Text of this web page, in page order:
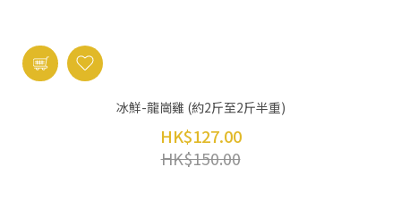
冰鮮-龍崗雞 (約2斤至2斤半重)
HK$127.00
HK$150.00